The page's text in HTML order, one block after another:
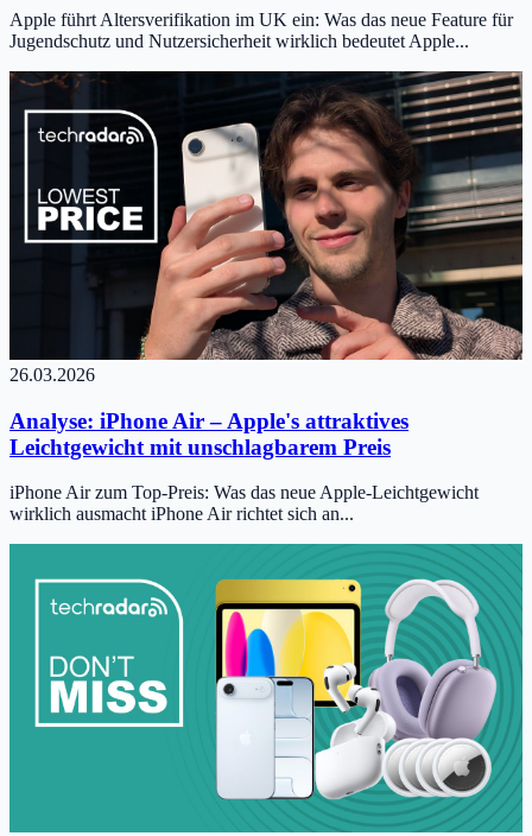
Apple führt Altersverifikation im UK ein: Was das neue Feature für
Jugendschutz und Nutzersicherheit wirklich bedeutet Apple...
26.03.2026
Analyse: iPhone Air – Apple's attraktives
Leichtgewicht mit unschlagbarem Preis
iPhone Air zum Top-Preis: Was das neue Apple-Leichtgewicht
wirklich ausmacht iPhone Air richtet sich an...